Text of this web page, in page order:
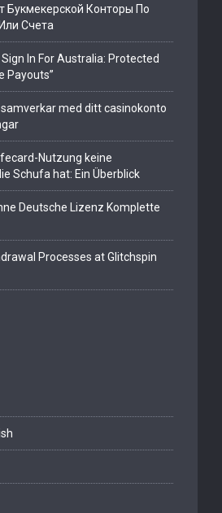
Конторы По
Счета
Sign In For Australia: Protected
Payouts”
med ditt casinokonto
Nutzung keine
Schufa hat: Ein Überblick
Deutsche Lizenz Komplette
Processes at Glitchspin